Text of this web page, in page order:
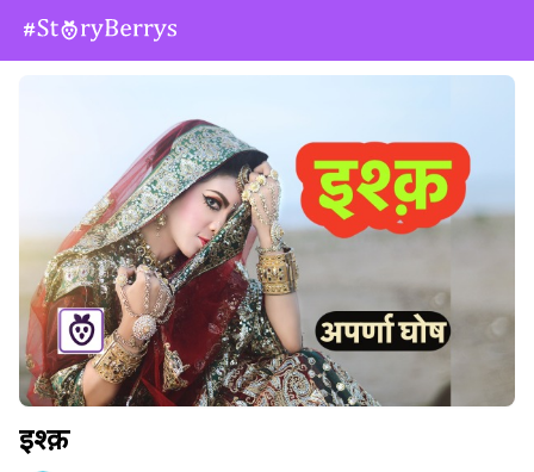
इश्क़